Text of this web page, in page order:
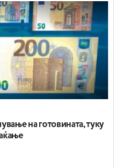
на готовината, туку